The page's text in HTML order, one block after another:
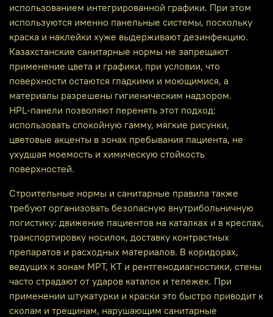
использованием интегрированной графики. При этом
используются именно панельные системы, поскольку
краска и наклейки хуже выдерживают дезинфекцию.
Казахстанские санитарные нормы не запрещают
применение цвета и графики, при условии, что
поверхности остаются гладкими и моющимися, а
материалы разрешены гигиеническим надзором.
HPL‑панели позволяют перенять этот подход:
использовать спокойную гамму, мягкие рисунки,
цветовые акценты в зонах пребывания пациента, не
ухудшая моемость и химическую стойкость
поверхностей.
Строительные нормы и санитарные правила также
требуют организовать безопасную внутрибольничную
логистику: движение пациентов на каталках и в креслах,
транспортировку носилок, доставку контрастных
препаратов и расходных материалов. В коридорах,
ведущих к зонам МРТ, КТ и рентгенодиагностики, стены
часто страдают от ударов каталок и тележек. При
применении штукатурки и краски это быстро приводит к
сколам и трещинам, нарушающим санитарные